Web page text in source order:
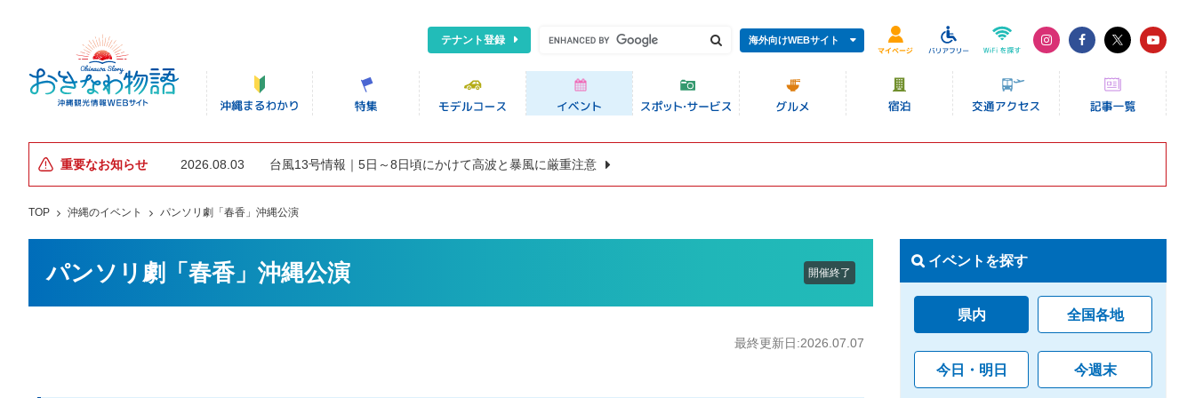
テナント登録 海外向けWEBサイト
重要なお知らせ 2026.08.03 台風13号情報｜5日～8日頃にかけて高波と暴風に厳重注意
TOP 沖縄のイベント パンソリ劇「春香」沖縄公演
パンソリ劇「春香」沖縄公演 開催終了
最終更新日:2026.07.07
イベントを探す
県内 全国各地
今日・明日 今週末